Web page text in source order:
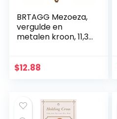
BRTAGG Mezoeza,
vergulde en
metalen kroon, 11,3
$12.88